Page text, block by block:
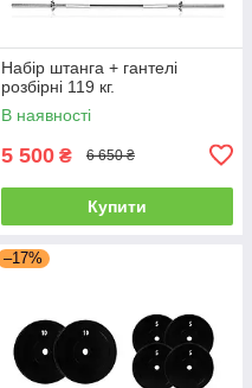
Набір штанга + гантелі
розбірні 119 кг.
В наявності
5 500 ₴ 6 650 ₴
Купити
–17%